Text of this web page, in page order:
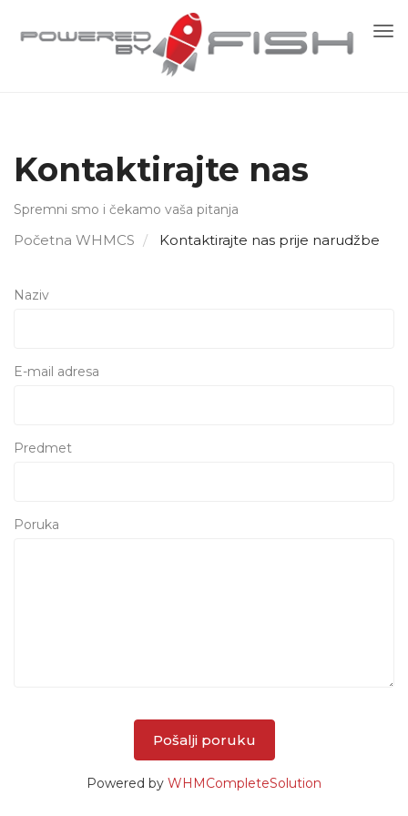
Kontaktirajte nas
Spremni smo i čekamo vaša pitanja
Početna WHMCS Kontaktirajte nas prije narudžbe
Naziv
E-mail adresa
Predmet
Poruka
Pošalji poruku
Powered by WHMCompleteSolution